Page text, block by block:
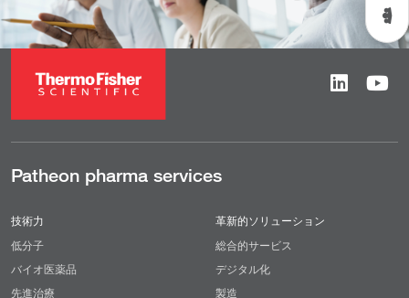
Patheon pharma services
技術力
低分子
バイオ医薬品
先進治療
革新的ソリューション
総合的サービス
デジタル化
製造